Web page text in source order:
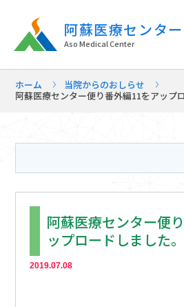
阿蘇医療センター
Aso Medical Center
ホーム
当院からのおしらせ
阿蘇医療センター便り番外編11をアップ
阿蘇医療センター便
ップロードしました。
2019.07.08